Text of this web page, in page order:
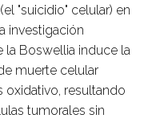
(el "suicidio" celular) en
investigación
la Boswellia induce la
muerte celular
oxidativo, resultando
tumorales sin